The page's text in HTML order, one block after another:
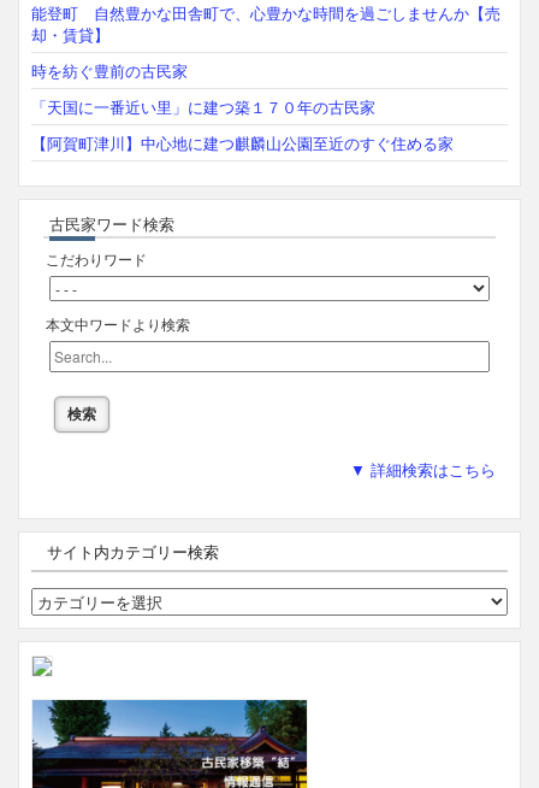
能登町 自然豊かな田舎町で、心豊かな時間を過ごしませんか【売
却・賃貸】
時を紡ぐ豊前の古民家
「天国に一番近い里」に建つ築１７０年の古民家
【阿賀町津川】中心地に建つ麒麟山公園至近のすぐ住める家
古民家ワード検索
こだわりワード
本文中ワードより検索
▼ 詳細検索はこちら
サイト内カテゴリー検索
サ
イ
ト
内
カ
テ
ゴ
リ
ー